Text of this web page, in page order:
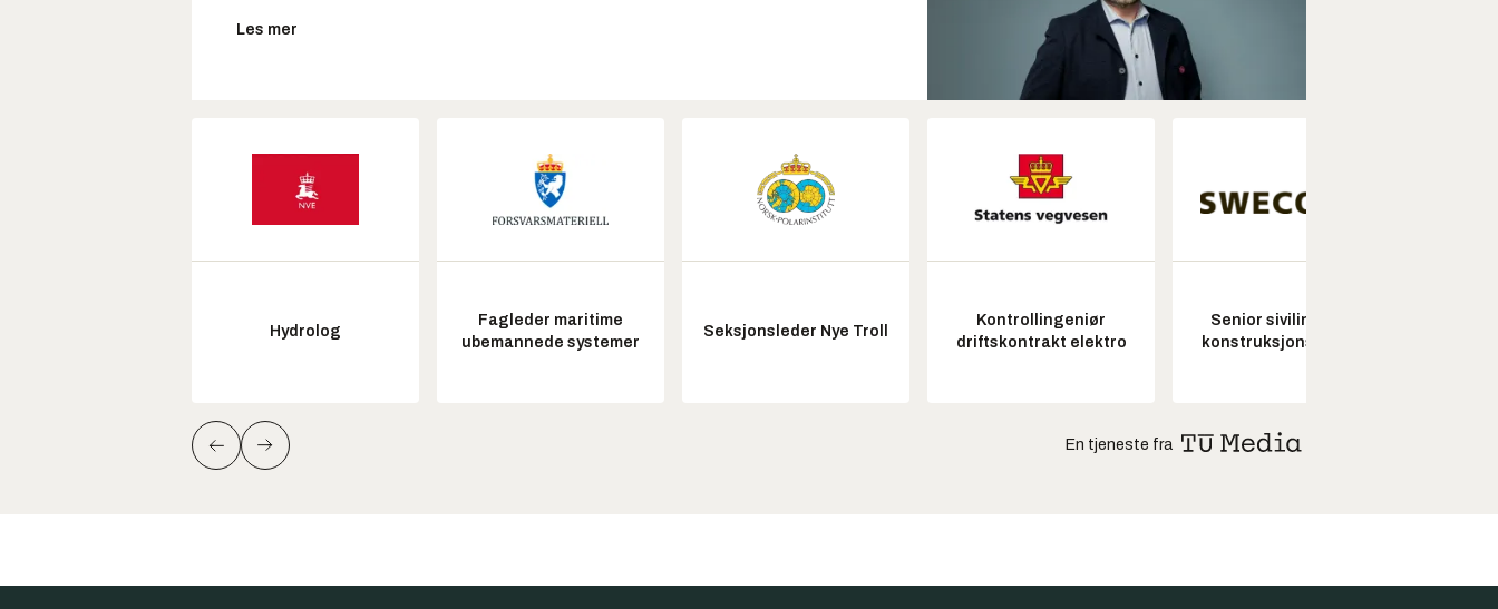
Les mer
Hydrolog
Fagleder maritime
ubemannede systemer
Seksjonsleder Nye Troll
Kontrollingeniør
driftskontrakt elektro
Senior sivilingeniør
konstruksjonsteknikk
En tjeneste fra